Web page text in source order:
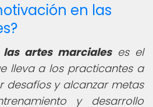
en las
artes marcialeses el
lleva a los practicantes a
desafíos y alcanzar metas
y desarrollo